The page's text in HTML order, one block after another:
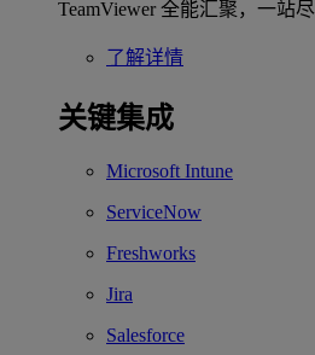
TeamViewer 全能汇聚，一站
了解详情
关键集成
Microsoft Intune
ServiceNow
Freshworks
Jira
Salesforce